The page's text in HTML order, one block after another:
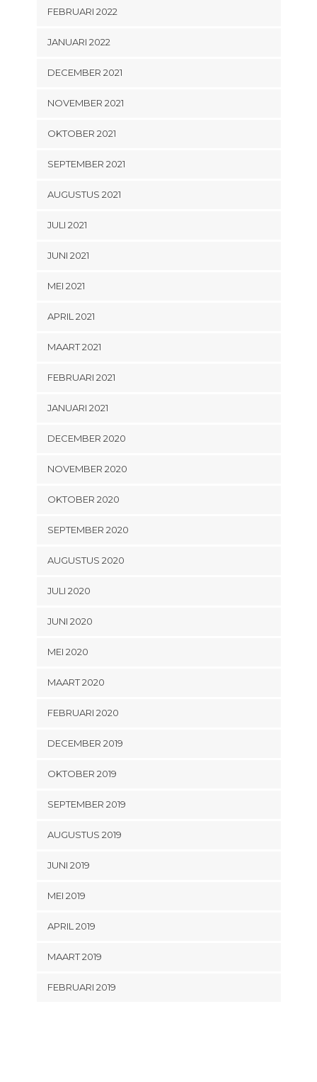
FEBRUARI 2022
JANUARI 2022
DECEMBER 2021
NOVEMBER 2021
OKTOBER 2021
SEPTEMBER 2021
AUGUSTUS 2021
JULI 2021
JUNI 2021
MEI 2021
APRIL 2021
MAART 2021
FEBRUARI 2021
JANUARI 2021
DECEMBER 2020
NOVEMBER 2020
OKTOBER 2020
SEPTEMBER 2020
AUGUSTUS 2020
JULI 2020
JUNI 2020
MEI 2020
MAART 2020
FEBRUARI 2020
DECEMBER 2019
OKTOBER 2019
SEPTEMBER 2019
AUGUSTUS 2019
JUNI 2019
MEI 2019
APRIL 2019
MAART 2019
FEBRUARI 2019